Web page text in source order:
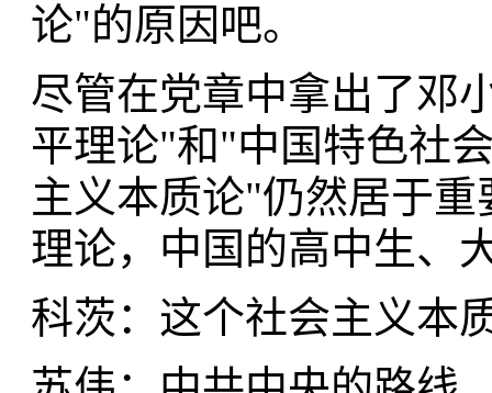
论"的原因吧。
尽管在党章中拿出了邓
平理论"和"中国特色社
主义本质论"仍然居于
理论，中国的高中生、
科茨：这个社会主义本